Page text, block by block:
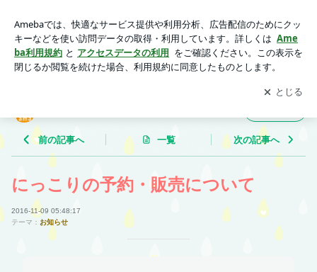
ブログ）アプリをダウンロードして ブログの更新通知
を受け取りまし
ょう。
開く
前の記事へ 一覧 次の記事へ
にっこりの予約・販売について
2016-11-09 05:48:17
テーマ： お知らせ